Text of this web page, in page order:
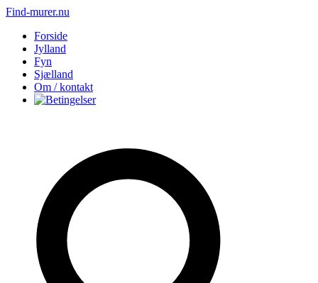
Find-murer.nu
Forside
Jylland
Fyn
Sjælland
Om / kontakt